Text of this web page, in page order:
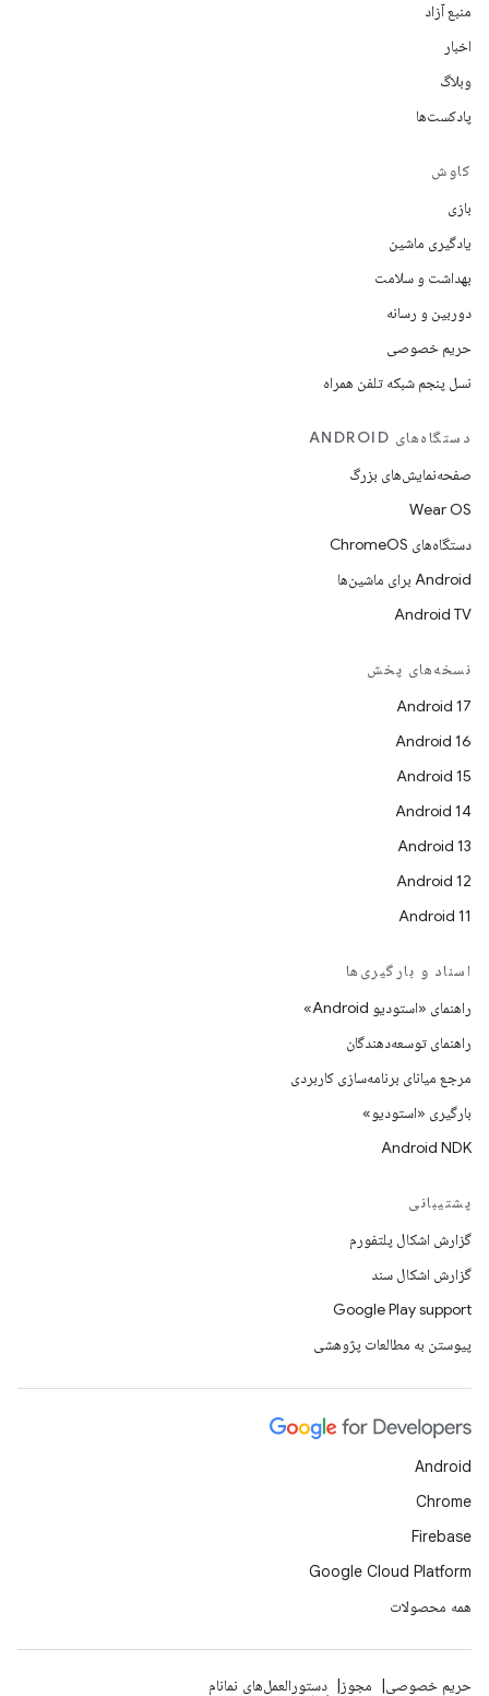
منبع آزاد
اخبار
وبلاگ
پادکست‌ها
کاوش
بازی
یادگیری ماشین
بهداشت و سلامت
دوربین و رسانه
حریم خصوصی
نسل پنجم شبکه تلفن همراه
دستگاه‌های ANDROID
صفحه‌نمایش‌های بزرگ
Wear OS
دستگاه‌های ChromeOS
Android برای ماشین‌ها
Android TV
نسخه‌های پخش
Android 17
Android 16
Android 15
Android 14
Android 13
Android 12
Android 11
اسناد و بارگیری‌ها
راهنمای «استودیو Android»
راهنمای توسعه‌دهندگان
مرجع میانای برنامه‌سازی کاربردی
بارگیری «استودیو»
Android NDK
پشتیبانی
گزارش اشکال پلتفورم
گزارش اشکال سند
Google Play support
پیوستن به مطالعات پژوهشی
Android
Chrome
Firebase
Google Cloud Platform
همه محصولات
حریم خصوصی مجوز
دستورالعمل‌های نمانام